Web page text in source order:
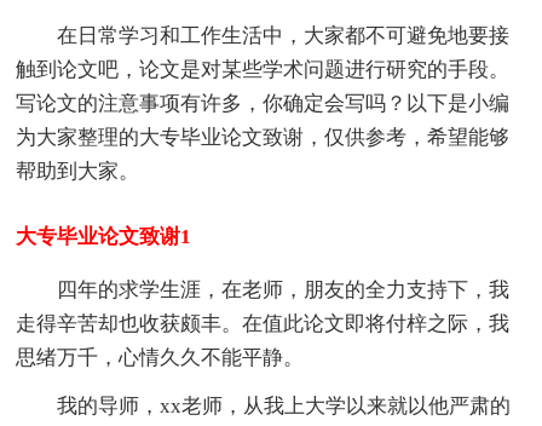
在日常学习和工作生活中，大家都不可避免地要接
触到论文吧，论文是对某些学术问题进行研究的手段。
写论文的注意事项有许多，你确定会写吗？以下是小编
为大家整理的大专毕业论文致谢，仅供参考，希望能够
帮助到大家。
大专毕业论文致谢1
四年的求学生涯，在老师，朋友的全力支持下，我
走得辛苦却也收获颇丰。在值此论文即将付梓之际，我
思绪万千，心情久久不能平静。
我的导师，xx老师，从我上大学以来就以他严肃的